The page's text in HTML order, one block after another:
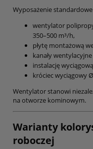
Wyposażenie
wentylator
350–500 m³/h,
płytę montażową
kanały
instalację
króciec wyciągowy
Wentylator stanowi
na otworze kominowym.
Warianty
roboczej